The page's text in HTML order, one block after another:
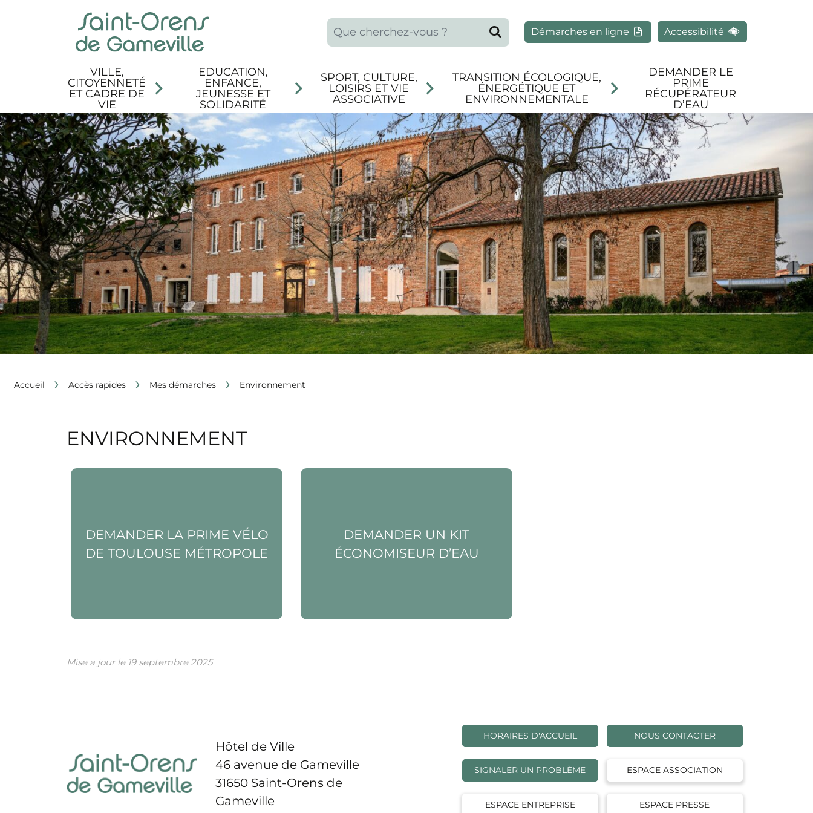
Que recherchez-vous ?
Rechercher
Démarches en ligne Accessibilité
VILLE,
CITOYENNETÉ
ET CADRE DE
VIE
EDUCATION,
ENFANCE,
JEUNESSE ET
SOLIDARITÉ
SPORT, CULTURE,
LOISIRS ET VIE
ASSOCIATIVE
TRANSITION ÉCOLOGIQUE,
ÉNERGÉTIQUE ET
ENVIRONNEMENTALE
DEMANDER LE
PRIME
RÉCUPÉRATEUR
D’EAU
Accueil › Accès rapides › Mes démarches › Environnement
ENVIRONNEMENT
DEMANDER LA PRIME VÉLO
DE TOULOUSE MÉTROPOLE
Voir la page Demander la prime vélo de
DEMANDER UN KIT
ÉCONOMISEUR D’EAU
Voir la page Demander un kit économiseur
Mise a jour le 19 septembre 2025
Hôtel de Ville
46 avenue de Gameville
31650 Saint-Orens de
Gameville
HORAIRES D'ACCUEIL NOUS CONTACTER
SIGNALER UN PROBLÈME ESPACE ASSOCIATION
ESPACE ENTREPRISE ESPACE PRESSE